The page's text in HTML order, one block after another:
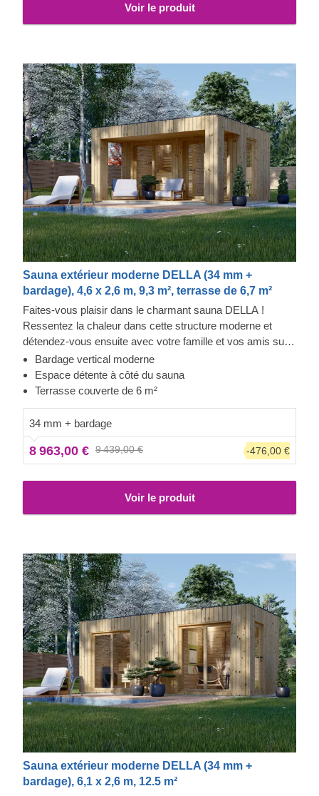
Voir le produit
Sauna extérieur moderne DELLA (34 mm +
bardage), 4,6 x 2,6 m, 9,3 m², terrasse de 6,7 m²
Faites-vous plaisir dans le charmant sauna DELLA !
Ressentez la chaleur dans cette structure moderne et
détendez-vous ensuite avec votre famille et vos amis sur
la terrasse couverte. Le bardage ajoute une autre couche,
qui contribue à la solidité et à l'isolation de la construction,
tout en créant un aspect élégant et propre. L'espace
vue imprenable sur le jardin.
Bardage vertical moderne
Espace détente à côté du sauna
Terrasse couverte de 6 m²
34 mm + bardage
8 963,00 € 9 439,00 € -476,00 €
Voir le produit
Sauna extérieur moderne DELLA (34 mm +
bardage), 6,1 x 2,6 m, 12.5 m²